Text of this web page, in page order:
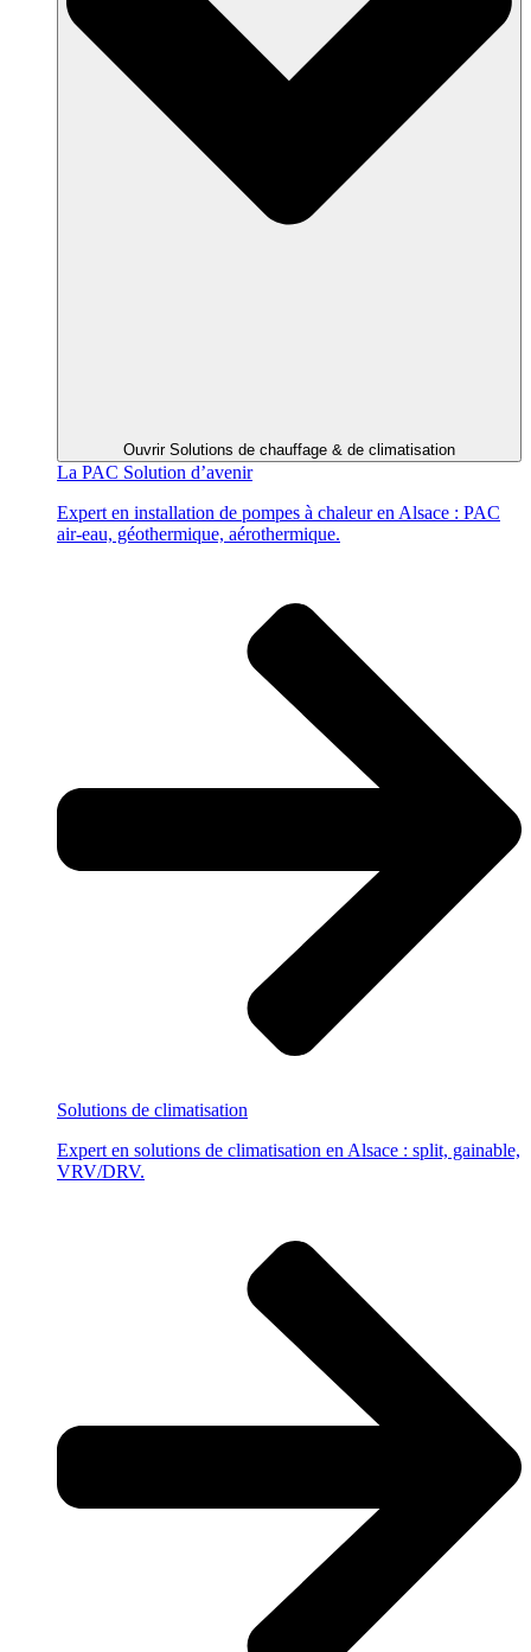
Ouvrir Solutions de chauffage & de climatisation
La PAC Solution d’avenir
Expert en installation de pompes à chaleur en Alsace : PAC
air-eau, géothermique, aérothermique.
Solutions de climatisation
Expert en solutions de climatisation en Alsace : split, gainable,
VRV/DRV.